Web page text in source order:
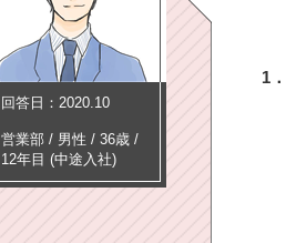
回答日：2020.10
営業部 / 男性 / 36歳 /
12年目 (中途入社)
1．